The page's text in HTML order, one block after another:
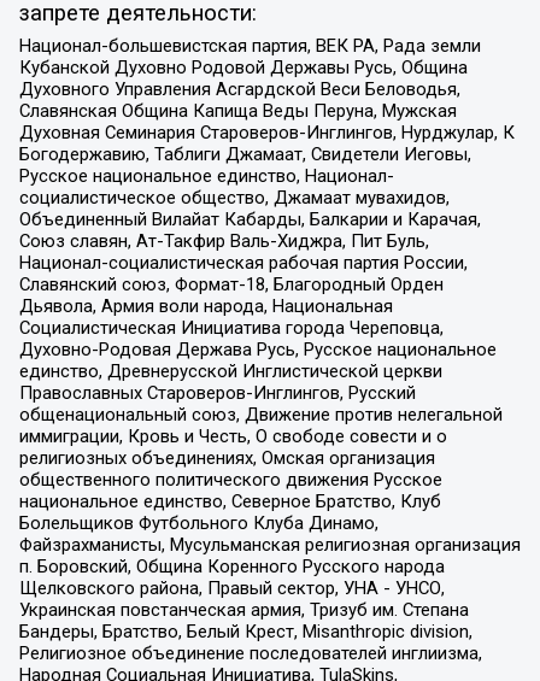
запрете деятельности:
Национал-большевистская партия, ВЕК РА, Рада земли
Кубанской Духовно Родовой Державы Русь, Община
Духовного Управления Асгардской Веси Беловодья,
Славянская Община Капища Веды Перуна, Мужская
Духовная Семинария Староверов-Инглингов, Нурджулар, К
Богодержавию, Таблиги Джамаат, Свидетели Иеговы,
Русское национальное единство, Национал-
социалистическое общество, Джамаат мувахидов,
Объединенный Вилайат Кабарды, Балкарии и Карачая,
Союз славян, Ат-Такфир Валь-Хиджра, Пит Буль,
Национал-социалистическая рабочая партия России,
Славянский союз, Формат-18, Благородный Орден
Дьявола, Армия воли народа, Национальная
Социалистическая Инициатива города Череповца,
Духовно-Родовая Держава Русь, Русское национальное
единство, Древнерусской Инглистической церкви
Православных Староверов-Инглингов, Русский
общенациональный союз, Движение против нелегальной
иммиграции, Кровь и Честь, О свободе совести и о
религиозных объединениях, Омская организация
общественного политического движения Русское
национальное единство, Северное Братство, Клуб
Болельщиков Футбольного Клуба Динамо,
Файзрахманисты, Мусульманская религиозная организация
п. Боровский, Община Коренного Русского народа
Щелковского района, Правый сектор, УНА - УНСО,
Украинская повстанческая армия, Тризуб им. Степана
Бандеры, Братство, Белый Крест, Misanthropic division,
Религиозное объединение последователей инглиизма,
Народная Социальная Инициатива, TulaSkins,